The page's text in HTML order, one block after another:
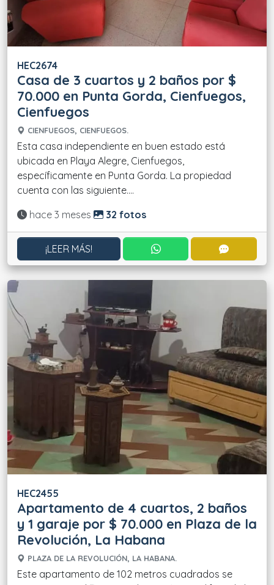
HEC2674
Casa de 3 cuartos y 2 baños por $
70.000 en Punta Gorda, Cienfuegos,
Cienfuegos
CIENFUEGOS, CIENFUEGOS.
Esta casa independiente en buen estado está
ubicada en Playa Alegre, Cienfuegos,
específicamente en Punta Gorda. La propiedad
cuenta con las siguiente....
Actualizado:
hace 3 meses 32 fotos
¡LEER MÁS! CONTACTAR POR
HEC2455
Apartamento de 4 cuartos, 2 baños
y 1 garaje por $ 70.000 en Plaza de la
Revolución, La Habana
PLAZA DE LA REVOLUCIÓN, LA HABANA.
Este apartamento de 102 metros cuadrados se